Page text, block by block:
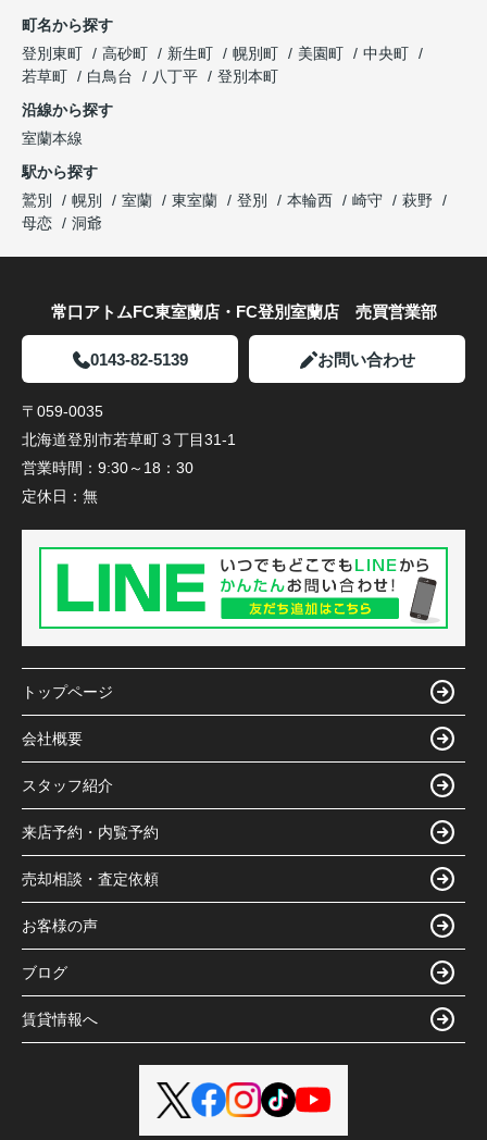
町名から探す
登別東町
高砂町 新生町 幌別町 美園町
中央町
若草町
白鳥台 八丁平
登別本町
沿線から探す
室蘭本線
駅から探す
鷲別
幌別 室蘭 東室蘭 登別 本輪西 崎守
萩野
母恋
洞爺
常口アトムFC東室蘭店・FC登別室蘭店 売買営業部
0143-82-5139 お問い合わせ
〒059-0035
北海道登別市若草町３丁目31-1
営業時間： 9:30～18：30
定休日： 無
トップページ
会社概要
スタッフ紹介
来店予約・内覧予約
売却相談・査定依頼
お客様の声
ブログ
賃貸情報へ